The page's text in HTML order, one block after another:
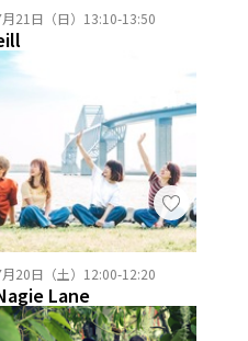
月21日（日）13:10-13:50
月20日（土）12:00-12:20
Lane